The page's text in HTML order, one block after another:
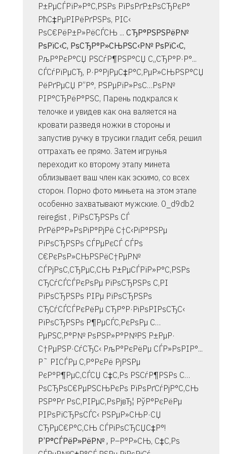
Р±РµСЃРїР»Р°С‚РЅРѕ РїРѕРґР±РѕСЂРєР°
РћС‡РµРІРёРґРЅРѕ, РІС‹
РѕС€РёР±Р»РёСЃСЊ ... СЂР°РЅРЅРёР№
РѕРїС‹С‚ РѕСЂР°Р»СЊРЅС‹Р№ РѕРїС‹С‚
РљР°РєР°СЏ РЅСѓР¶РЅР°СЏ С„СЂР°Р·Р°...
СЃСѓРїРµСЂ, Р·Р°РјРµС‡Р°С‚РµР»СЊРЅР°СЏ
РёРґРµСЏ Р”Р°, РЅРµРїР»РѕС…РѕР№
РІР°СЂРёР°РЅС‚ Парень подкрался к
телочке и увидев как она валяется на
кровати разведя ножки в стороны и
запустив ручку в трусики гладит себя, решил
оттрахать ее прямо. Затем игрунья
переходит ко второму этапу минета
облизывает ваш член как эскимо, со всех
сторон. Порно фото миньета на этом этапе
особенно захватывают мужские. 0_d9db2
reiregist , РїРѕСЂРЅРѕ СЃ
РґРёР°Р»РѕРіР°РјРё С†С‹РіР°РЅРµ
РїРѕСЂРЅРѕ СЃРµРєСЃ СЃРѕ
С€РєРѕР»СЊРЅРёС†РµР№
СЃРјРѕС‚СЂРµС‚СЊ Р±РµСЃРїР»Р°С‚РЅРѕ
СЂСѓСЃСЃРєРѕРµ РїРѕСЂРЅРѕ С‚РІ
РїРѕСЂРЅРѕ РІРµ РїРѕСЂРЅРѕ
СЂСѓСЃСЃРєРёРµ СЂР°Р·РіРѕРІРѕСЂС‹
РїРѕСЂРЅРѕ Р¶РµСЃС‚РєРѕРµ С…
РµРЅС‚Р°Р№ РѕРЅР»Р°Р№РЅ Р±РµР·
С†РµРЅР·СѓСЂС‹ РљР°РєРёРµ СЃР»РѕРІР°...
Р˜ РІСЃРµ С‚Р°РєРё РјРЅРµ
РєР°Р¶РµС‚СЃСЏ С‡С‚Рѕ РЅСѓР¶РЅРѕ С…
РѕСЂРѕС€РµРЅСЊРєРѕ РїРѕРґСѓРјР°С‚СЊ
РЅР°Рґ РѕС‚РІРµС‚РѕРјвЂ¦ РўР°РєРёРµ
РІРѕРїСЂРѕСЃС‹ РЅРµР»СЊР·СЏ
СЂРµС€Р°С‚СЊ СЃРіРѕСЂСЏС‡Р°!
Р’Р°СЃРёР»РёР№ , Р–Р°Р»СЊ, С‡С‚Рѕ